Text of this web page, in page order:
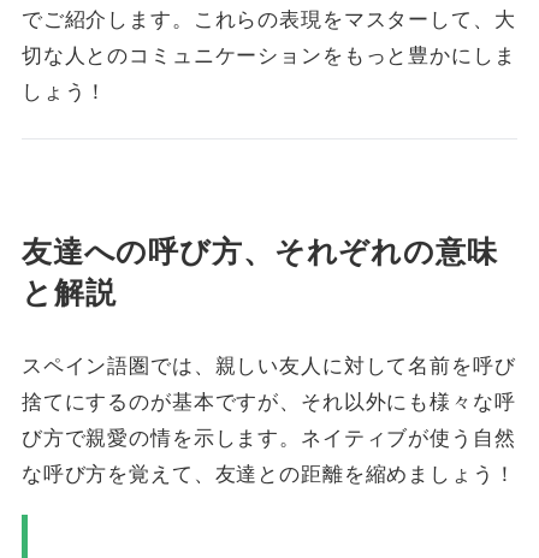
でご紹介します。これらの表現をマスターして、大
切な人とのコミュニケーションをもっと豊かにしま
しょう！
友達への呼び方、それぞれの意味
と解説
スペイン語圏では、親しい友人に対して名前を呼び
捨てにするのが基本ですが、それ以外にも様々な呼
び方で親愛の情を示します。ネイティブが使う自然
な呼び方を覚えて、友達との距離を縮めましょう！